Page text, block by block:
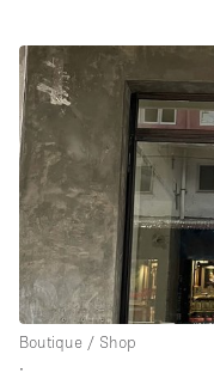
Boutique / Shop
∙